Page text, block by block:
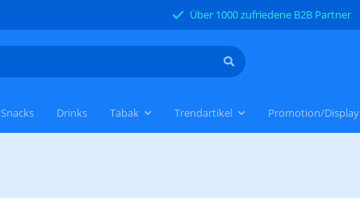
Über 1000 zufriedene B2B Partner
Snacks Drinks Tabak Trendartikel Promotion/Display